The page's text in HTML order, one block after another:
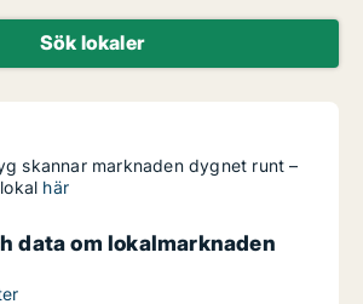
Sök lokaler
skannar marknaden dygnet runt –
här
data om lokalmarknaden